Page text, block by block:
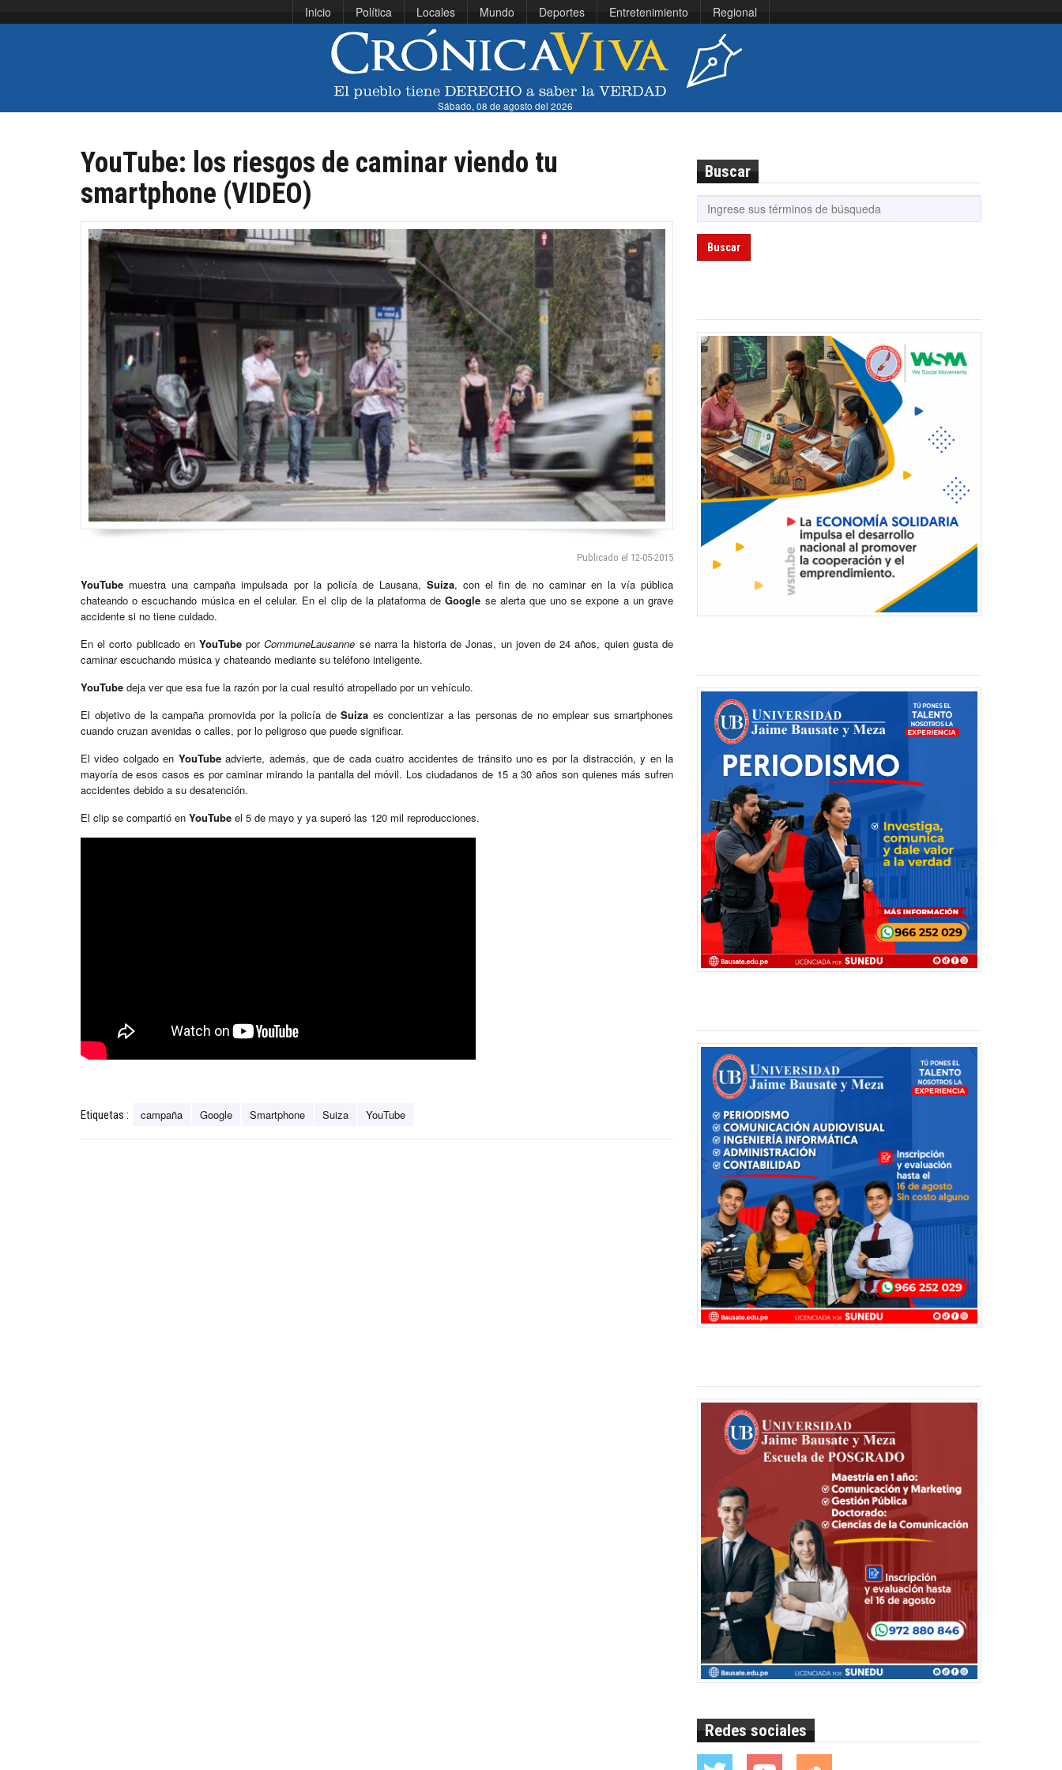
Inicio Política Locales Mundo Deportes Entretenimiento Regional
Sábado, 08 de agosto del 2026
YouTube: los riesgos de caminar viendo tu
smartphone (VIDEO)
Publicado el 12-05-2015
YouTube muestra una campaña impulsada por la policía de Lausana, Suiza, con el fin de no caminar en la vía pública
chateando o escuchando música en el celular. En el clip de la plataforma deGoogle se alerta que uno se expone a un grave
accidente si no tiene cuidado.
En el corto publicado en YouTubeporCommuneLausanne se narra la historia de Jonas, un joven de 24 años, quien gusta de
caminar escuchando música y chateando mediante su teléfono inteligente.
YouTube deja ver que esa fue la razón por la cual resultó atropellado por un vehículo.
El objetivo de la campaña promovida por la policía de Suiza es concientizar a las personas de no emplear sus smartphones
cuando cruzan avenidas o calles, por lo peligroso que puede significar.
El video colgado en YouTubeadvierte, además, que de cada cuatro accidentes de tránsito uno es por la distracción, y en la
mayoría de esos casos es por caminar mirando la pantalla del móvil. Los ciudadanos de 15 a 30 años son quienes más sufren
accidentes debido a su desatención.
El clip se compartió en YouTube el 5 de mayo y ya superó las 120 mil reproducciones.
Etiquetas : campaña Google Smartphone Suiza YouTube
Buscar
Buscar
Redes sociales